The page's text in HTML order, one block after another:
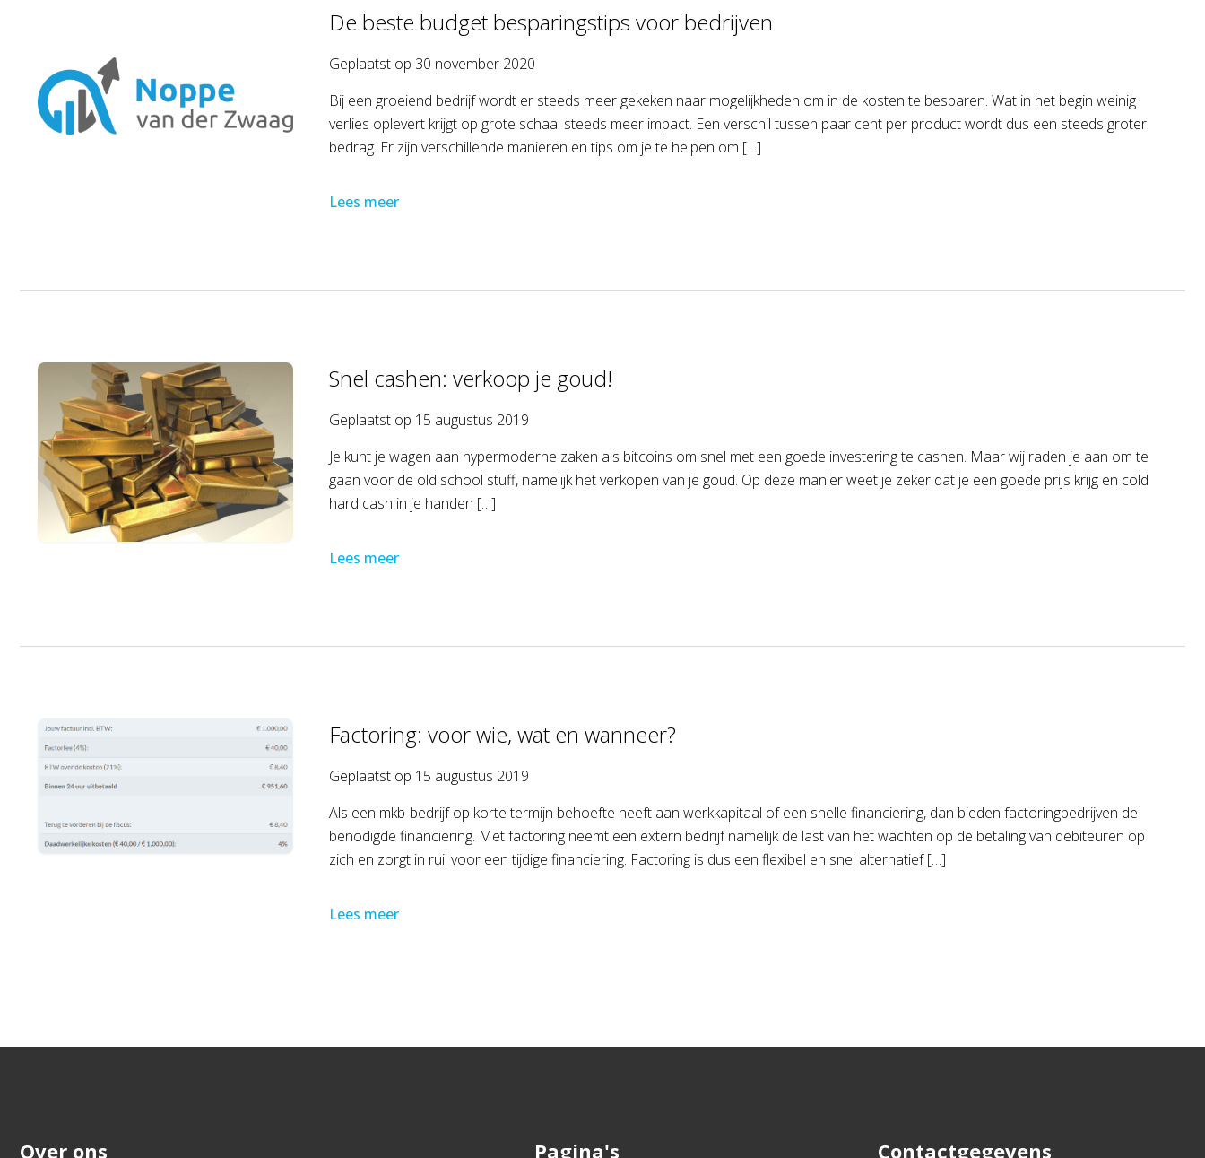
De beste budget besparingstips voor bedrijven
Geplaatst op 30 november 2020
Bij een groeiend bedrijf wordt er steeds meer gekeken naar mogelijkheden om in de kosten te besparen. Wat in het begin weinig
verlies oplevert krijgt op grote schaal steeds meer impact. Een verschil tussen paar cent per product wordt dus een steeds groter
bedrag. Er zijn verschillende manieren en tips om je te helpen om […]
Lees meer
Snel cashen: verkoop je goud!
Geplaatst op 15 augustus 2019
Je kunt je wagen aan hypermoderne zaken als bitcoins om snel met een goede investering te cashen. Maar wij raden je aan om te
gaan voor de old school stuff, namelijk het verkopen van je goud. Op deze manier weet je zeker dat je een goede prijs krijg en cold
hard cash in je handen […]
Lees meer
Factoring: voor wie, wat en wanneer?
Geplaatst op 15 augustus 2019
Als een mkb-bedrijf op korte termijn behoefte heeft aan werkkapitaal of een snelle financiering, dan bieden factoringbedrijven de
benodigde financiering. Met factoring neemt een extern bedrijf namelijk de last van het wachten op de betaling van debiteuren op
zich en zorgt in ruil voor een tijdige financiering. Factoring is dus een flexibel en snel alternatief […]
Lees meer
Over ons Pagina's Contactgegevens